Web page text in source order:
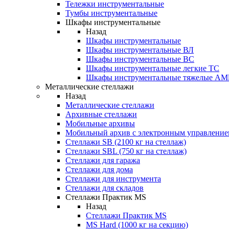
Тележки инструментальные
Тумбы инструментальные
Шкафы инструментальные
Назад
Шкафы инструментальные
Шкафы инструментальные ВЛ
Шкафы инструментальные ВС
Шкафы инструментальные легкие ТС
Шкафы инструментальные тяжелые
Металлические стеллажи
Назад
Металлические стеллажи
Архивные стеллажи
Мобильные архивы
Мобильный архив с электронным
Стеллажи SB (2100 кг на стеллаж)
Стеллажи SBL (750 кг на стеллаж)
Стеллажи для гаража
Стеллажи для дома
Стеллажи для инструмента
Стеллажи для складов
Стеллажи Практик MS
Назад
Стеллажи Практик MS
MS Hard (1000 кг на секцию)